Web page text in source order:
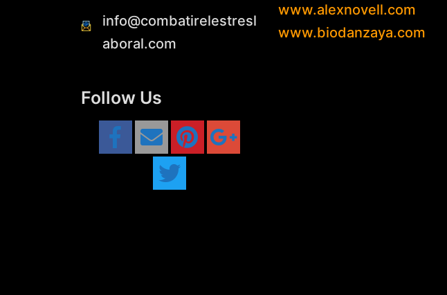
info@combatirelestresl
aboral.com
Follow Us
www.alexnovell.com
www.biodanzaya.com